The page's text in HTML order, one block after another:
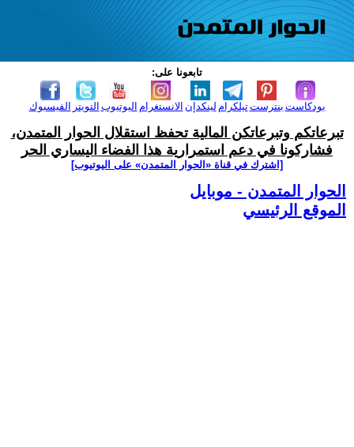
تابعونا على:
الفيسبوك التويتر اليوتيوب الانستغرام لينكدإن تيلكرامبنترست بودكاست
تبرعاتكم وتبرعاتكن المالية تحفظ استقلال الحوار المتمدن،
فشاركونا في دعم استمرارية هذا الفضاء اليساري الحر
[اشترك في قناة ‫«الحوار المتمدن» على اليوتيوب]
الحوار المتمدن - موبايل
الموقع الرئيسي